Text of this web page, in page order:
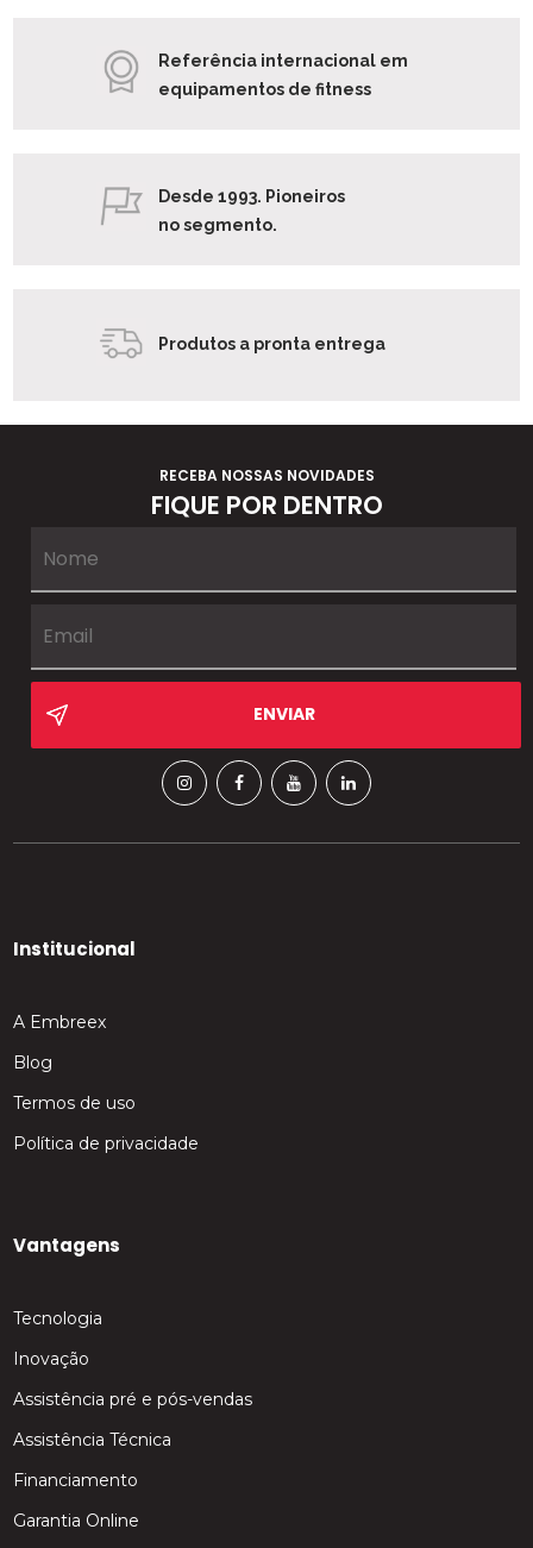
Referência internacional em
equipamentos de fitness
Desde 1993. Pioneiros
no segmento.
Produtos a pronta entrega
RECEBA NOSSAS NOVIDADES
FIQUE POR DENTRO
Institucional
A Embreex
Blog
Termos de uso
Política de privacidade
Vantagens
Tecnologia
Inovação
Assistência pré e pós-vendas
Assistência Técnica
Financiamento
Garantia Online